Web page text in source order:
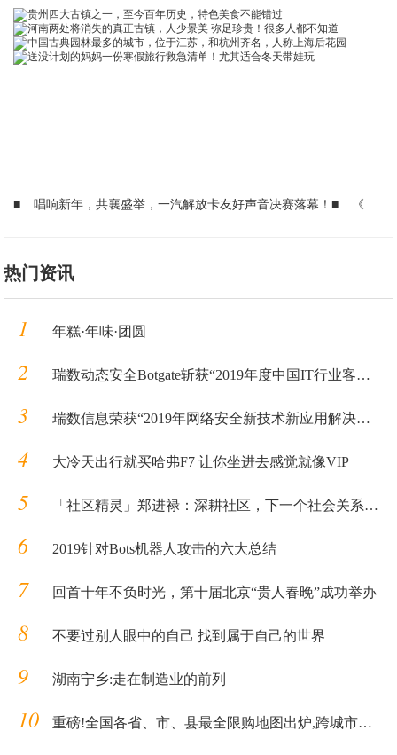
■ 唱响新年，共襄盛举，一汽解放卡友好声音决赛落幕！■ 《完美世界》手游联动电影《急先锋》！海陆空三栖作战嗨遍全球
热门资讯
1 年糕·年味·团圆
2 瑞数动态安全Botgate斩获“2019年度中国IT行业客户信赖产品奖”
3 瑞数信息荣获“2019年网络安全新技术新应用解决方案优秀奖”
4 大冷天出行就买哈弗F7 让你坐进去感觉就像VIP
5 「社区精灵」郑进禄：深耕社区，下一个社会关系重构的基础革新
6 2019针对Bots机器人攻击的六大总结
7 回首十年不负时光，第十届北京“贵人春晚”成功举办
8 不要过别人眼中的自己 找到属于自己的世界
9 湖南宁乡:走在制造业的前列
10 重磅!全国各省、市、县最全限购地图出炉,跨城市买房必看!